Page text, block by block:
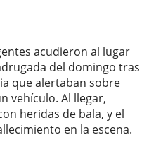
acudieron al lugar
del domingo tras
que alertaban sobre
vehículo. Al llegar,
heridas de bala, y el
en la escena.